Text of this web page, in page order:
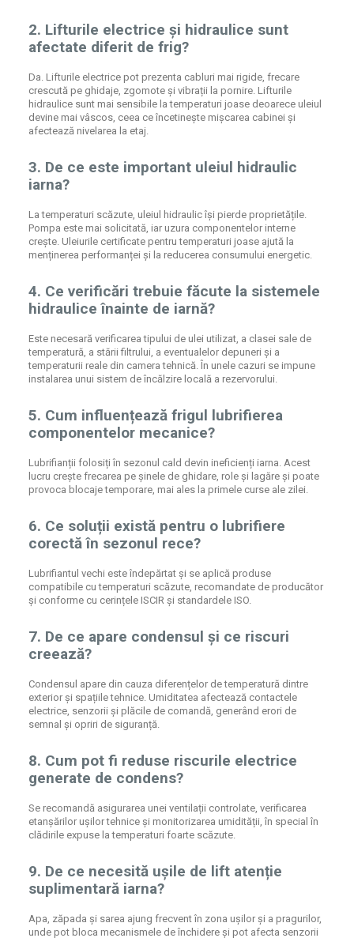
2. Lifturile electrice și hidraulice sunt
afectate diferit de frig?
Da. Lifturile electrice pot prezenta cabluri mai rigide, frecare
crescută pe ghidaje, zgomote și vibrații la pornire. Lifturile
hidraulice sunt mai sensibile la temperaturi joase deoarece uleiul
devine mai vâscos, ceea ce încetinește mișcarea cabinei și
afectează nivelarea la etaj.
3. De ce este important uleiul hidraulic
iarna?
La temperaturi scăzute, uleiul hidraulic își pierde proprietățile.
Pompa este mai solicitată, iar uzura componentelor interne
crește. Uleiurile certificate pentru temperaturi joase ajută la
menținerea performanței și la reducerea consumului energetic.
4. Ce verificări trebuie făcute la sistemele
hidraulice înainte de iarnă?
Este necesară verificarea tipului de ulei utilizat, a clasei sale de
temperatură, a stării filtrului, a eventualelor depuneri și a
temperaturii reale din camera tehnică. În unele cazuri se impune
instalarea unui sistem de încălzire locală a rezervorului.
5. Cum influențează frigul lubrifierea
componentelor mecanice?
Lubrifianții folosiți în sezonul cald devin ineficienți iarna. Acest
lucru crește frecarea pe șinele de ghidare, role și lagăre și poate
provoca blocaje temporare, mai ales la primele curse ale zilei.
6. Ce soluții există pentru o lubrifiere
corectă în sezonul rece?
Lubrifiantul vechi este îndepărtat și se aplică produse
compatibile cu temperaturi scăzute, recomandate de producător
și conforme cu cerințele ISCIR și standardele ISO.
7. De ce apare condensul și ce riscuri
creează?
Condensul apare din cauza diferențelor de temperatură dintre
exterior și spațiile tehnice. Umiditatea afectează contactele
electrice, senzorii și plăcile de comandă, generând erori de
semnal și opriri de siguranță.
8. Cum pot fi reduse riscurile electrice
generate de condens?
Se recomandă asigurarea unei ventilații controlate, verificarea
etanșărilor ușilor tehnice și monitorizarea umidității, în special în
clădirile expuse la temperaturi foarte scăzute.
9. De ce necesită ușile de lift atenție
suplimentară iarna?
Apa, zăpada și sarea ajung frecvent în zona ușilor și a pragurilor,
unde pot bloca mecanismele de închidere și pot afecta senzorii